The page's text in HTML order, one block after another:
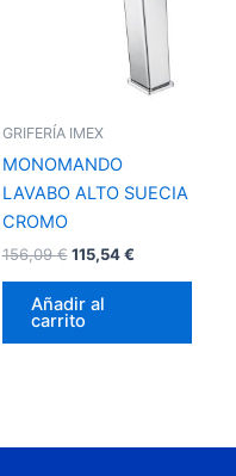
GRIFERÍA IMEX
MONOMANDO
LAVABO ALTO SUECIA
CROMO
156,09€ 115,54€
Añadir al
carrito